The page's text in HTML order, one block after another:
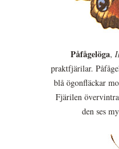
Påfågelöga,
praktfjärilar.
blå ögonfläckar
Fjärilen
den ses